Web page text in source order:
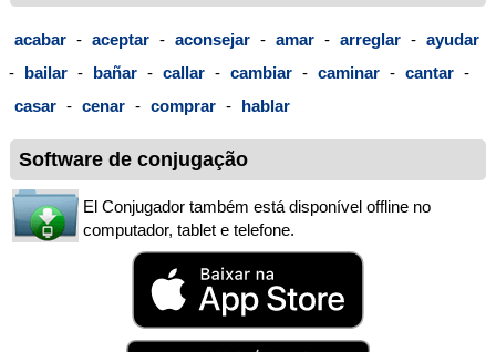
acabar - aceptar - aconsejar - amar - arreglar - ayudar
- bailar - bañar - callar - cambiar - caminar - cantar -
casar - cenar - comprar - hablar
Software de conjugação
El Conjugador também está disponível offline no
computador, tablet e telefone.